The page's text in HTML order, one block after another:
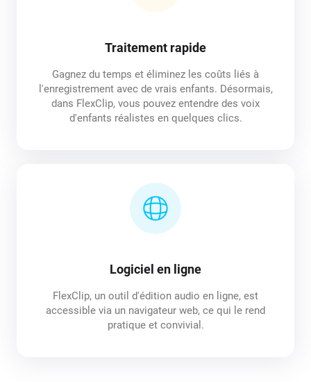
Traitement rapide
Gagnez du temps et éliminez les coûts liés à
l'enregistrement avec de vrais enfants. Désormais,
dans FlexClip, vous pouvez entendre des voix
d'enfants réalistes en quelques clics.
Logiciel en ligne
FlexClip, un outil d'édition audio en ligne, est
accessible via un navigateur web, ce qui le rend
pratique et convivial.